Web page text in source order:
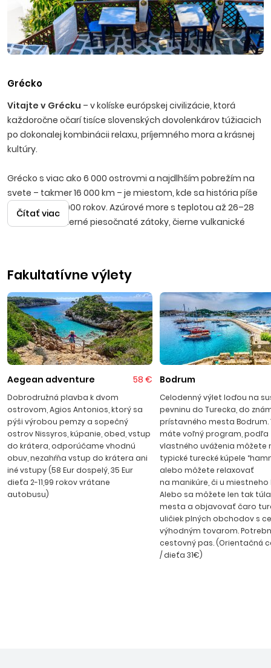
Grécko
Vitajte v Grécku – v kolíske európskej civilizácie, ktorá
každoročne očarí tisíce slovenských dovolenkárov túžiacich
po dokonalej kombinácii relaxu, príjemného mora a krásnej
kultúry.
Grécko s viac ako 6 000 ostrovmi a najdlhším pobrežím na
svete – takmer 16 000 km – je miestom, kde sa história píše
už viac ako 4 000 rokov. Azúrové more s teplotou až 26–28
°C v lete, nádherné piesočnaté zátoky, čierne vulkanické
dostanete priamym letom z Bratislavy alebo Košíc za 2,5 až
3,5 hodiny.
Pre rodiny s deťmi Grécko ponúka bezpečné prostredie s
plážami pozvoľne klesajúcimi do mora, detské aquaparky,
animácie v rezortoch a archeologické pamiatky, kde sa deti
zahrajú na objaviteľov stratených civilizácií. Grécke
destinácie ponúkajú pestrý výber rodinných hotelov, čisté
more a prírodu, ktorá robí z Grécka raj pre rodičov i deti.
Páry a milovníci romantiky ocenia krásne Santorini, wellness
hotely na Mykonose či večerné prechádzky historickými
promenádami s vôňou jazmínu a čerstvých morských
plodov. Mladší návštevníci si zamilujú pulzujúce letoviská
akoFaliraki na Rodose alebo Malia na Krétes klubmi,
vodnými športmi a nočným životom.
Okrem krásnych pláží vás Grécko uchváti tisícročnou
Akropola v Aténach,
ruiny Mykén,Olympiaako
byzantské kláštory na
Čítať viac
Fakultatívne výlety
Aegean adventure 58 €
Dobrodružná plavba k dvom
ostrovom, Agios Antonios, ktorý sa
pýši výrobou pemzy a sopečný
ostrov Nissyros, kúpanie, obed, vstup
do krátera, odporúčame vhodnú
obuv, nezahŕňa vstup do krátera ani
iné vstupy (58 Eur dospelý, 35 Eur
dieťa 2-11,99 rokov vrátane
autobusu)
Bodrum
Celodenný výlet loďou na
pevninu do Turecka, do
prístavného mesta Bodrum.
máte voľný program, podľa
vlastného uváženia môžete
typické turecké kúpele
alebo môžete relaxovať
na manikúre, či u miestneho
Alebo sa môžete len tak
mesta a objavovať čaro
uličiek plných obchodov s
výhodným tovarom.
cestovný pas. (Orientačná
/ dieťa 31€)